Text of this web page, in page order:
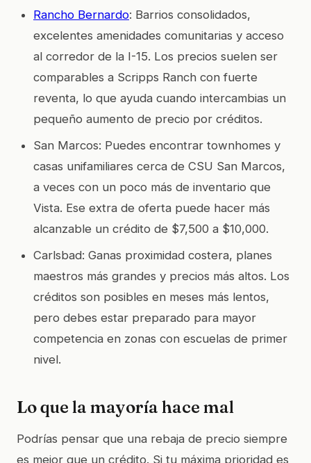
Rancho Bernardo: Barrios consolidados,
excelentes amenidades comunitarias y acceso
al corredor de la I-15. Los precios suelen ser
comparables a Scripps Ranch con fuerte
reventa, lo que ayuda cuando intercambias un
pequeño aumento de precio por créditos.
San Marcos: Puedes encontrar townhomes y
casas unifamiliares cerca de CSU San Marcos,
a veces con un poco más de inventario que
Vista. Ese extra de oferta puede hacer más
alcanzable un crédito de $7,500 a $10,000.
Carlsbad: Ganas proximidad costera, planes
maestros más grandes y precios más altos. Los
créditos son posibles en meses más lentos,
pero debes estar preparado para mayor
competencia en zonas con escuelas de primer
nivel.
Lo que la mayoría hace mal
Podrías pensar que una rebaja de precio siempre
es mejor que un crédito. Si tu máxima prioridad es